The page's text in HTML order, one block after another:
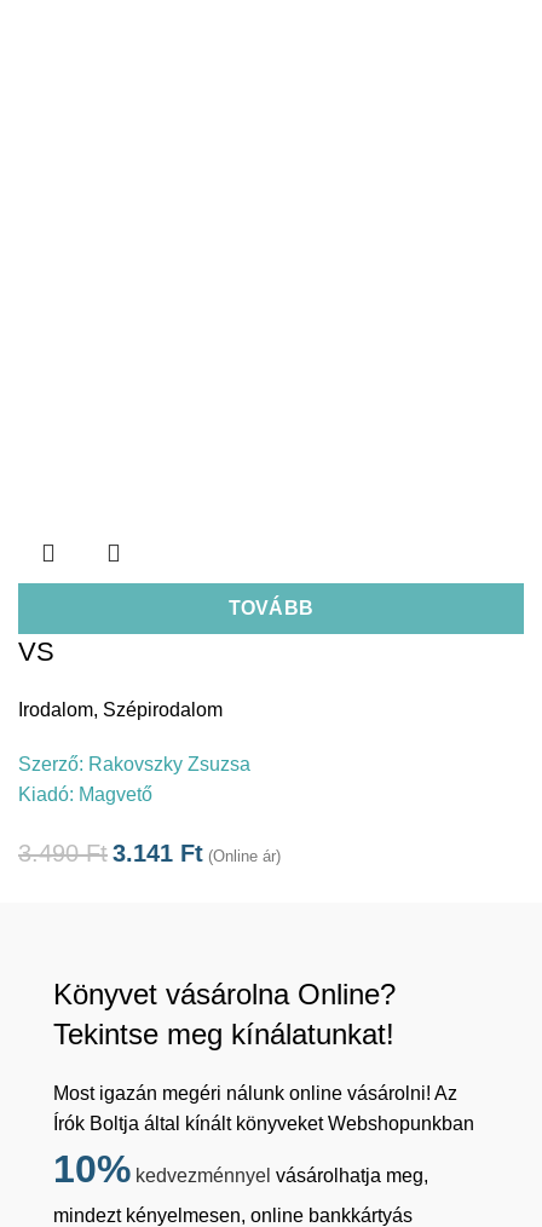
TOVÁBB
VS
Irodalom, Szépirodalom
Szerző: Rakovszky Zsuzsa
Kiadó: Magvető
3.490Ft3.141 Ft (Online ár)
Könyvet vásárolna Online?
Tekintse meg kínálatunkat!
Most igazán megéri nálunk online vásárolni! Az
Írók Boltja által kínált könyveket Webshopunkban
10% kedvezménnyel vásárolhatja meg,
mindezt kényelmesen, online bankkártyás